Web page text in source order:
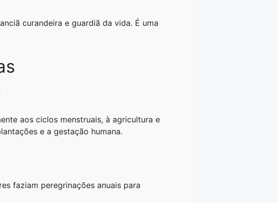
curandeira e guardiã da vida. É uma
aos ciclos menstruais, à agricultura e
e a gestação humana.
faziam peregrinações anuais para